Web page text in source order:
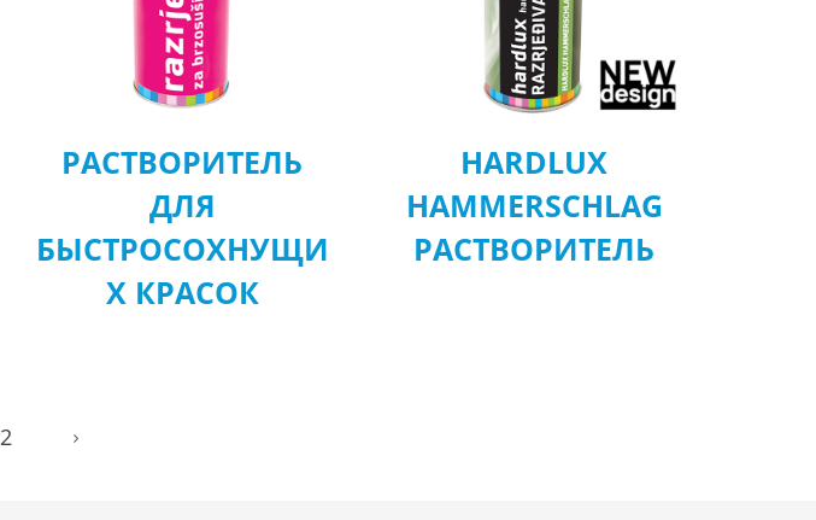
РАСТВОРИТЕЛЬ
ДЛЯ
БЫСТРОСОХНУЩИ
Х КРАСОК
HARDLUX
HAMMERSCHLAG
РАСТВОРИТЕЛЬ
2